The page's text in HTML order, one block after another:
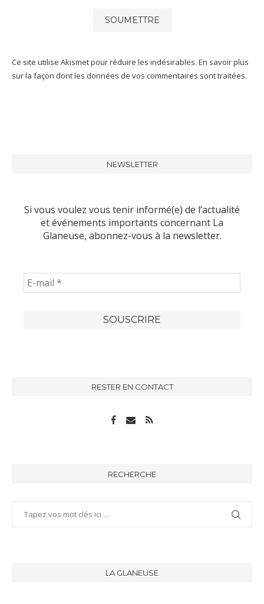
Ce site utilise Akismet pour réduire les indésirables. En savoir plus
sur la façon dont les données de vos commentaires sont traitées.
NEWSLETTER
Si vous voulez vous tenir informé(e) de l’actualité
et événements importants concernant La
Glaneuse, abonnez-vous à la newsletter.
RESTER EN CONTACT
RECHERCHE
LA GLANEUSE